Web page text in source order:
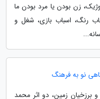
زن بودن یا مرد بودن ما
رنگ، اسباب بازی، شغل و
نو به فرهنگ
برزخیان زمین، دو اثر محمد